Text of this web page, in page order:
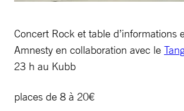
Concert Rock et table d’informations
Amnesty en collaboration avec le
23 h au Kubb
places de 8 à 20€